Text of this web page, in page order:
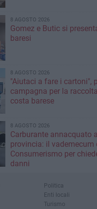
8 AGOSTO 2026
Gomez e Butic si
baresi
8 AGOSTO 2026
"Aiutaci a fare i cartoni",
campagna per la
costa barese
8 AGOSTO 2026
Carburante annacquato
provincia: il vademecum
Consumerismo per
danni
Politica
Enti locali
Turismo